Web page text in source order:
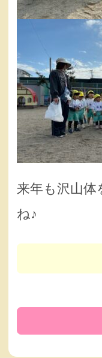
来年も沢山体
ね♪